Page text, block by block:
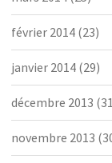
février 2014(23)
janvier 2014(29)
décembre 2013
novembre 2013